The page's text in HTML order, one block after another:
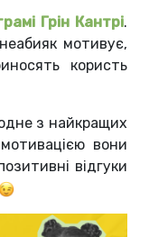
Грін Кантрі.
мотивує,
користь
з найкращих
вони
відгуки